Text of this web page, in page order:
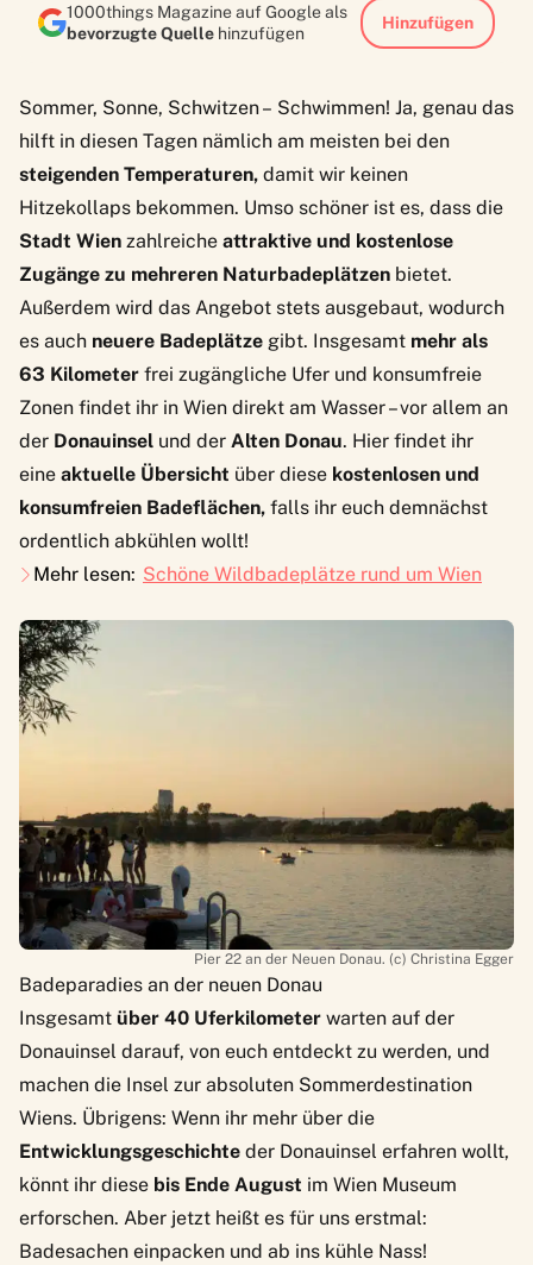
1000things Magazine auf Google als
bevorzugte Quelle hinzufügen
Hinzufügen
Sommer, Sonne, Schwitzen – Schwimmen! Ja, genau das
hilft in diesen Tagen nämlich am meisten bei den
steigenden Temperaturen, damit wir keinen
Hitzekollaps bekommen. Umso schöner ist es, dass die
Stadt Wien zahlreiche attraktive und kostenlose
Zugänge zu mehreren Naturbadeplätzen bietet.
Außerdem wird das Angebot stets ausgebaut, wodurch
es auch neuere Badeplätze gibt. Insgesamt mehr als
63 Kilometer frei zugängliche Ufer und konsumfreie
Zonen findet ihr in Wien direkt am Wasser – vor allem an
der Donauinsel und der Alten Donau. Hier findet ihr
eine aktuelle Übersicht über diese kostenlosen und
konsumfreien Badeflächen, falls ihr euch demnächst
ordentlich abkühlen wollt!
Mehr lesen: Schöne Wildbadeplätze rund um Wien
Pier 22 an der Neuen Donau. (c) Christina Egger
Badeparadies an der neuen Donau
Insgesamt über 40 Uferkilometer warten auf der
Donauinsel darauf, von euch entdeckt zu werden, und
machen die Insel zur absoluten Sommerdestination
Wiens. Übrigens: Wenn ihr mehr über die
Entwicklungsgeschichte der Donauinsel erfahren wollt,
könnt ihr diese bis Ende August im Wien Museum
erforschen. Aber jetzt heißt es für uns erstmal:
Badesachen einpacken und ab ins kühle Nass!